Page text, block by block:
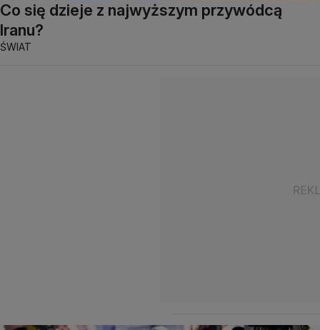
Co się dzieje z najwyższym przywódcą
Iranu?
ŚWIAT